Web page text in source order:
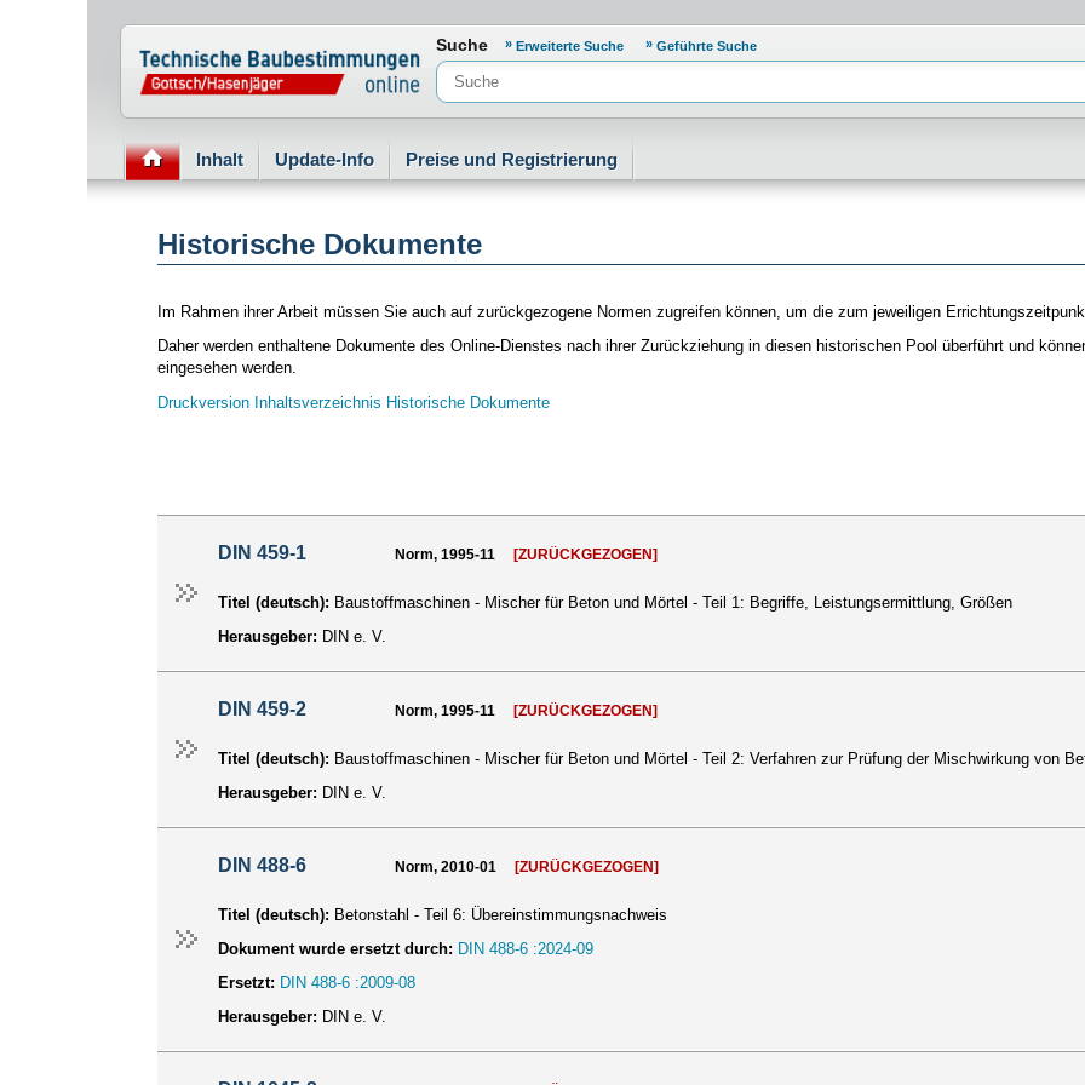
Normenportal Barrierefreiheit
Suche Erweiterte Suche Geführte Suche
Inhalt Update-Info Preise und Registrierung
Historische Dokumente
Im Rahmen ihrer Arbeit müssen Sie auch auf zurückgezogene Normen zugreifen können, um die zum jeweiligen
Daher werden enthaltene Dokumente des Online-Dienstes nach ihrer Zurückziehung in diesen historischen Pool überführt und
eingesehen werden.
Druckversion Inhaltsverzeichnis Historische Dokumente
DIN 459-1 Norm, 1995-11 [ZURÜCKGEZOGEN]
Titel (deutsch): Baustoffmaschinen - Mischer für Beton und Mörtel - Teil 1: Begriffe, Leistungsermittlung, Größen
Herausgeber: DIN e. V.
DIN 459-2 Norm, 1995-11 [ZURÜCKGEZOGEN]
Titel (deutsch): Baustoffmaschinen - Mischer für Beton und Mörtel - Teil 2: Verfahren zur Prüfung der Mischwirkung von
Herausgeber: DIN e. V.
DIN 488-6 Norm, 2010-01 [ZURÜCKGEZOGEN]
Titel (deutsch): Betonstahl - Teil 6: Übereinstimmungsnachweis
Dokument wurde ersetzt durch: DIN 488-6 :2024-09
Ersetzt: DIN 488-6 :2009-08
Herausgeber: DIN e. V.